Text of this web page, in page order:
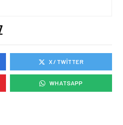
HAVACILIK • 05 AĞU 2026
HAVACILIK
MACARISTAN’DAN
GÖNÜLLÜ
X / TWITTER
WHATSAPP